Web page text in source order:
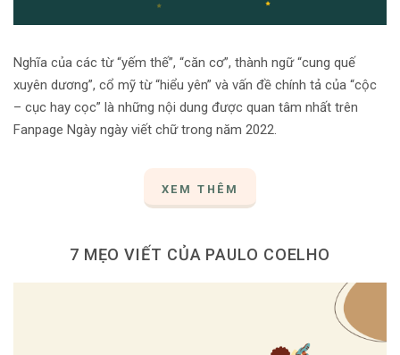
Nghĩa của các từ “yếm thế”, “căn cơ”, thành ngữ “cung quế
xuyên dương”, cổ mỹ từ “hiểu yên” và vấn đề chính tả của “cộc
– cục hay cọc” là những nội dung được quan tâm nhất trên
Fanpage Ngày ngày viết chữ trong năm 2022.
XEM THÊM
7 MẸO VIẾT CỦA PAULO COELHO